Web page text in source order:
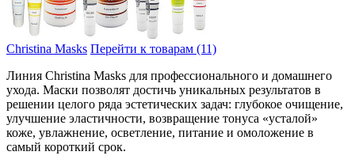
Christina Masks Перейти к товарам (11)
Линия Christina Masks для про­фессионального и домашнего
ухо­да. Маски позволят дости­чь уникальных результатов в
реше­нии целого ряда эстетических зада­ч: глубокое очищение,
улу­чшение эластичности, возвра­щение тонуса «усталой»
коже, увлажне­ние, осветление, питание и омоложение в
самый короткий срок.